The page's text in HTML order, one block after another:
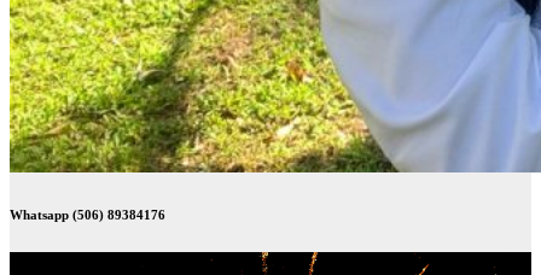
Whatsapp (506) 89384176